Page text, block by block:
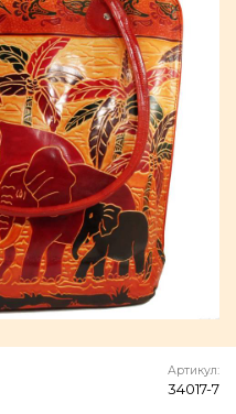
Артикул:
34017-7